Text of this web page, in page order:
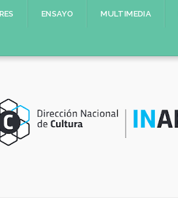
ENSAYO MULTIMEDIA